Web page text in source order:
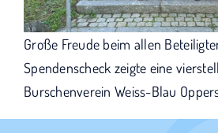
Große Freude beim allen
Spendenscheck zeigte eine
Burschenverein Weiss-Blau